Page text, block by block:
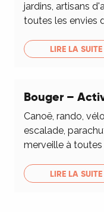
jardins, artisans
toutes les envies
LIRE LA SUITE
Bouger –
Canoë, rando,
escalade,
merveille à toutes
LIRE LA SUITE